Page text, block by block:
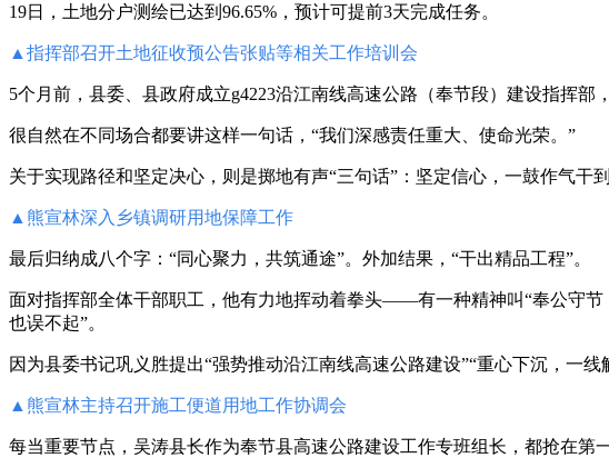
19日，土地分户测绘已达到96.65%，预计可提前3天完成任务。
▲ 指挥部召开土地征收预公告张贴等相关工作培训会
5个月前，县委、县政府成立g4223沿江南线高速公路（奉节段）建设指挥
很自然在不同场合都要讲这样一句话，“我们深感责任重大、使命光荣。”
关于实现路径和坚定决心，则是掷地有声“三句话”：坚定信心，一鼓作气干
▲ 熊宣林深入乡镇调研用地保障工作
最后归纳成八个字：“同心聚力，共筑通途”。外加结果，“干出精品工程”。
面对指挥部全体干部职工，他有力地挥动着拳头——有一种精神叫“奉公守节
也误不起”。
因为县委书记巩义胜提出“强势推动沿江南线高速公路建设”“重心下沉，一
▲ 熊宣林主持召开施工便道用地工作协调会
每当重要节点，吴涛县长作为奉节县高速公路建设工作专班组长，都抢在